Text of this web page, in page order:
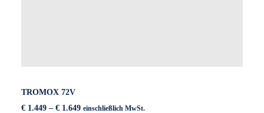
TROMOX 72V
€ 1.449 – € 1.649Preisspanne:
einschließlich MwSt.